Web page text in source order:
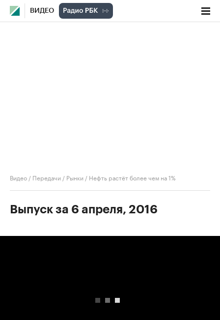
ВИДЕО
Видео / Передачи / Рынки / Нефть растёт более чем на 1%
Выпуск за 6 апреля, 2016